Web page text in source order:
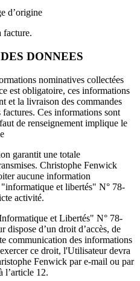
DONNEES
nominatives collectées
est obligatoire, ces informations
et la livraison des commandes
Ces informations sont
de renseignement implique le
garantit une totale
Christophe Fenwick
aucune information
et libertés" N° 78-
activité.
et Libertés" N° 78-
d’un droit d’accès, de
communication des informations
ce droit, l'Utilisateur devra
Fenwick par e-mail ou par
l’article 12.